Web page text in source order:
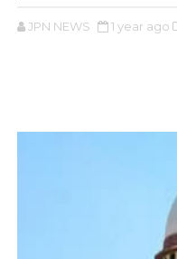
JPN NEWS 1 year ago